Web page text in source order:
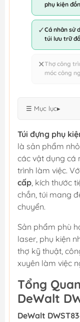
phụ kiện
✓Cá nhân sử
túi lưu trữ
✕Thợ công
móc công
☰ Mục lục▸
Túi đựng phụ
là sản phẩm
các vật dụng cá
trình làm việc.
cấp, kích thước
chắn, túi mang
chuyển.
Sản phẩm phù
laser, phụ kiện
thợ kỹ thuật,
xuyên làm việc
Tổng
DeWalt
DeWalt